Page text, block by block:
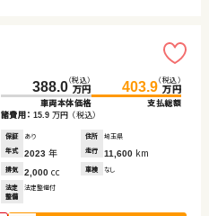
388.0（税込）
万円
車両本体価格
403.9（税込）
万円
支払総額
諸費用： 15.9 万円 （税込）
保証 あり 住所
埼玉県
年式
2023 年 走行 11,600 km
排気 2,000 cc 車検 なし
法定
整備
法定整備付